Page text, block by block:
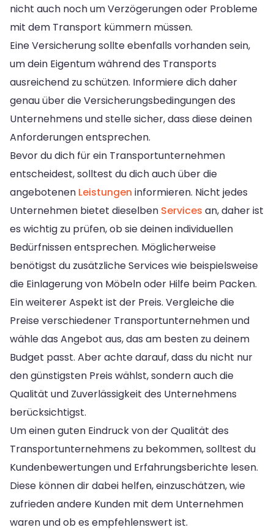
nicht auch noch um Verzögerungen oder Probleme
mit dem Transport kümmern müssen.
Eine Versicherung sollte ebenfalls vorhanden sein,
um dein Eigentum während des Transports
ausreichend zu schützen. Informiere dich daher
genau über die Versicherungsbedingungen des
Unternehmens und stelle sicher, dass diese deinen
Anforderungen entsprechen.
Bevor du dich für ein Transportunternehmen
entscheidest, solltest du dich auch über die
angebotenen Leistungen informieren. Nicht jedes
Unternehmen bietet dieselben Services an, daher ist
es wichtig zu prüfen, ob sie deinen individuellen
Bedürfnissen entsprechen. Möglicherweise
benötigst du zusätzliche Services wie beispielsweise
die Einlagerung von Möbeln oder Hilfe beim Packen.
Ein weiterer Aspekt ist der Preis. Vergleiche die
Preise verschiedener Transportunternehmen und
wähle das Angebot aus, das am besten zu deinem
Budget passt. Aber achte darauf, dass du nicht nur
den günstigsten Preis wählst, sondern auch die
Qualität und Zuverlässigkeit des Unternehmens
berücksichtigst.
Um einen guten Eindruck von der Qualität des
Transportunternehmens zu bekommen, solltest du
Kundenbewertungen und Erfahrungsberichte lesen.
Diese können dir dabei helfen, einzuschätzen, wie
zufrieden andere Kunden mit dem Unternehmen
waren und ob es empfehlenswert ist.